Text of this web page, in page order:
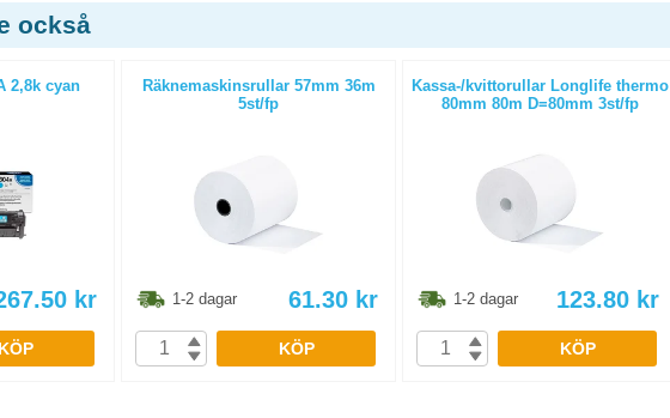
också
2,8k cyan
kr
KÖP
Räknemaskinsrullar 57mm 36m
5st/fp
1-2 dagar 61.30 kr
KÖP
Kassa-/kvittorullar Longlife thermo
80mm 80m D=80mm 3st/fp
1-2 dagar 123.80 kr
KÖP